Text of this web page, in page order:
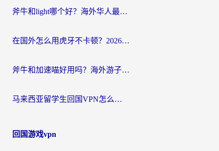
斧牛和light哪个好？海外华人最关心的回国加速器选择难题，一篇讲透
在国外怎么用虎牙不卡顿？2026海外华人亲测有效的回国加速器选择指南
斧牛和加速喵好用吗？海外游子的真实选择困境
马来西亚留学生回国VPN怎么选？3个避坑点+1款实测好用的加速器推荐
回国游戏vpn